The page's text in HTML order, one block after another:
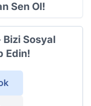
Sen Ol!
Sosyal
Edin!